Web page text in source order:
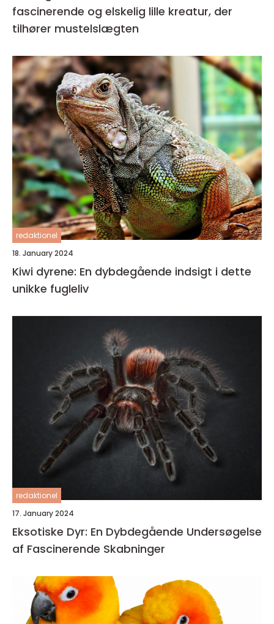
fascinerende og elskelig lille kreatur, der
tilhører mustelslægten
redaktionel
18. January 2024
Kiwi dyrene: En dybdegående indsigt i dette
unikke fugleliv
redaktionel
17. January 2024
Eksotiske Dyr: En Dybdegående Undersøgelse
af Fascinerende Skabninger